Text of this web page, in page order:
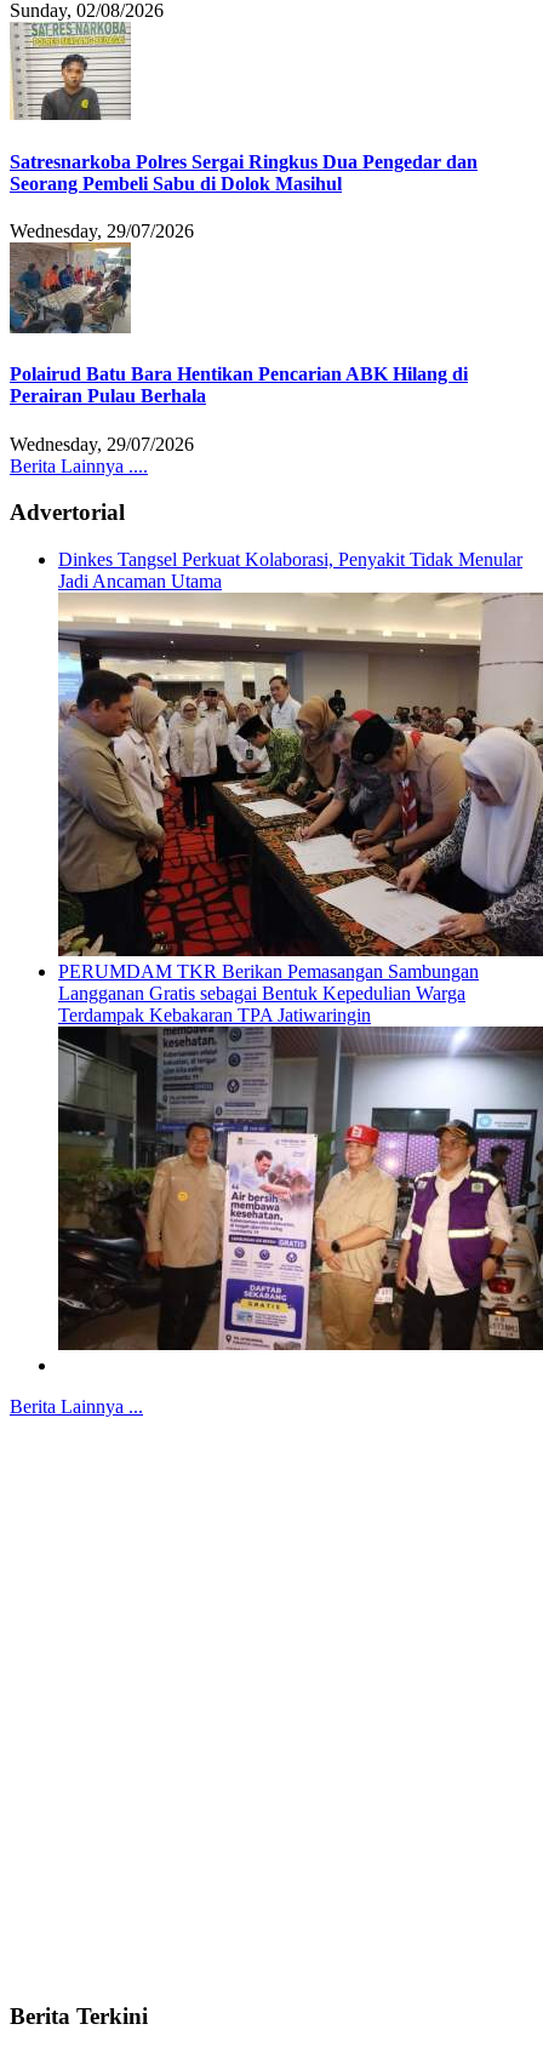
Sunday, 02/08/2026
Satresnarkoba Polres Sergai Ringkus Dua Pengedar dan
Seorang Pembeli Sabu di Dolok Masihul
Wednesday, 29/07/2026
Polairud Batu Bara Hentikan Pencarian ABK Hilang di
Perairan Pulau Berhala
Wednesday, 29/07/2026
Berita Lainnya ....
Advertorial
Dinkes Tangsel Perkuat Kolaborasi, Penyakit Tidak Menular
Jadi Ancaman Utama
PERUMDAM TKR Berikan Pemasangan Sambungan
Langganan Gratis sebagai Bentuk Kepedulian Warga
Terdampak Kebakaran TPA Jatiwaringin
Berita Lainnya ...
Berita Terkini